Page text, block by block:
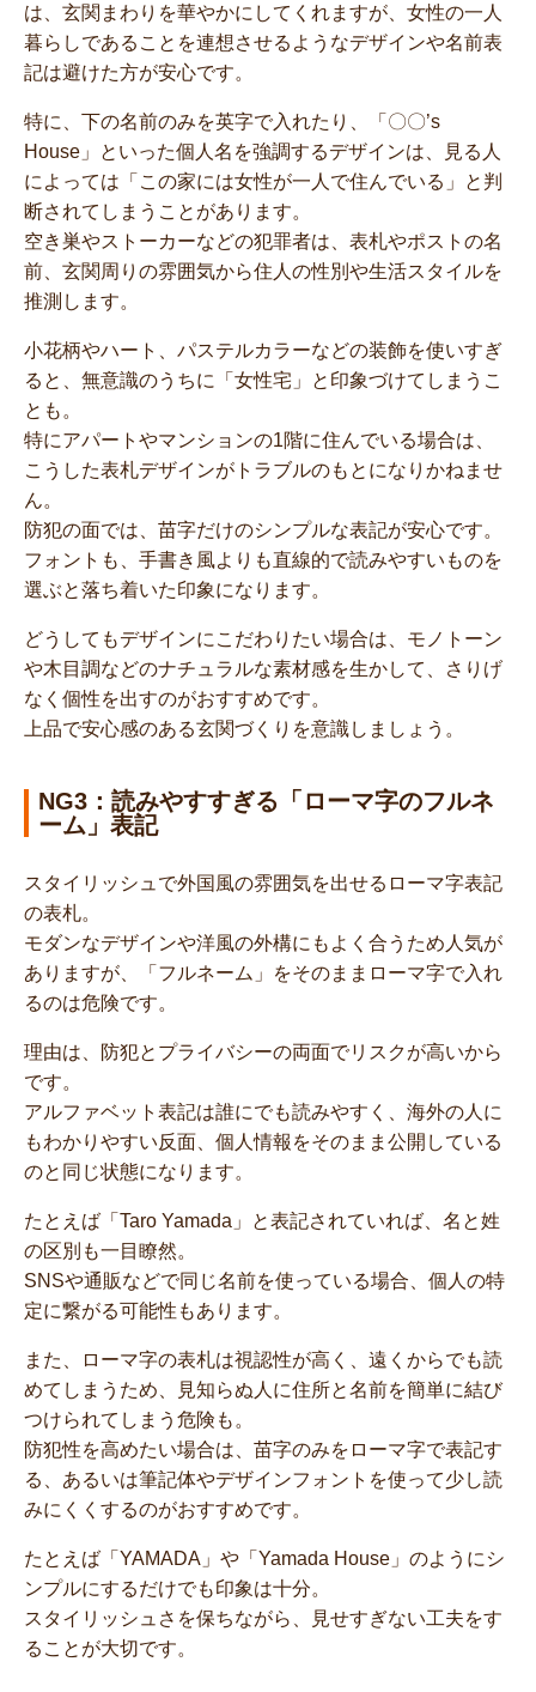
は、玄関まわりを華やかにしてくれますが、女性の一人
暮らしであることを連想させるようなデザインや名前表
記は避けた方が安心です。
特に、下の名前のみを英字で入れたり、「〇〇’s
House」といった個人名を強調するデザインは、見る人
によっては「この家には女性が一人で住んでいる」と判
断されてしまうことがあります。
空き巣やストーカーなどの犯罪者は、表札やポストの名
前、玄関周りの雰囲気から住人の性別や生活スタイルを
推測します。
小花柄やハート、パステルカラーなどの装飾を使いすぎ
ると、無意識のうちに「女性宅」と印象づけてしまうこ
とも。
特にアパートやマンションの1階に住んでいる場合は、
こうした表札デザインがトラブルのもとになりかねませ
ん。
防犯の面では、苗字だけのシンプルな表記が安心です。
フォントも、手書き風よりも直線的で読みやすいものを
選ぶと落ち着いた印象になります。
どうしてもデザインにこだわりたい場合は、モノトーン
や木目調などのナチュラルな素材感を生かして、さりげ
なく個性を出すのがおすすめです。
上品で安心感のある玄関づくりを意識しましょう。
NG3：読みやすすぎる「ローマ字のフルネ
ーム」表記
スタイリッシュで外国風の雰囲気を出せるローマ字表記
の表札。
モダンなデザインや洋風の外構にもよく合うため人気が
ありますが、「フルネーム」をそのままローマ字で入れ
るのは危険です。
理由は、防犯とプライバシーの両面でリスクが高いから
です。
アルファベット表記は誰にでも読みやすく、海外の人に
もわかりやすい反面、個人情報をそのまま公開している
のと同じ状態になります。
たとえば「Taro Yamada」と表記されていれば、名と姓
の区別も一目瞭然。
SNSや通販などで同じ名前を使っている場合、個人の特
定に繋がる可能性もあります。
また、ローマ字の表札は視認性が高く、遠くからでも読
めてしまうため、見知らぬ人に住所と名前を簡単に結び
つけられてしまう危険も。
防犯性を高めたい場合は、苗字のみをローマ字で表記す
る、あるいは筆記体やデザインフォントを使って少し読
みにくくするのがおすすめです。
たとえば「YAMADA」や「Yamada House」のようにシ
ンプルにするだけでも印象は十分。
スタイリッシュさを保ちながら、見せすぎない工夫をす
ることが大切です。